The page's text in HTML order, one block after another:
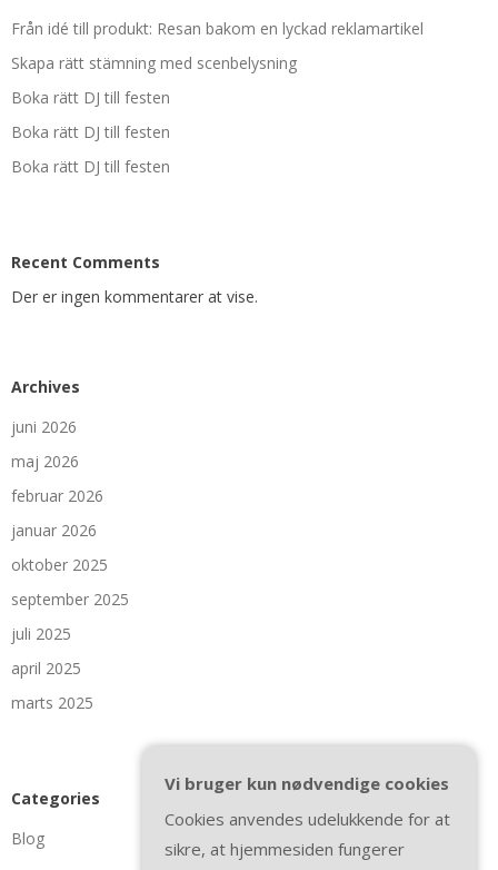
Från idé till produkt: Resan bakom en lyckad reklamartikel
Skapa rätt stämning med scenbelysning
Boka rätt DJ till festen
Boka rätt DJ till festen
Boka rätt DJ till festen
Recent Comments
Der er ingen kommentarer at vise.
Archives
juni 2026
maj 2026
februar 2026
januar 2026
oktober 2025
september 2025
juli 2025
april 2025
marts 2025
Categories
Blog
Vi bruger kun nødvendige cookies
Cookies anvendes udelukkende for at
sikre, at hjemmesiden fungerer